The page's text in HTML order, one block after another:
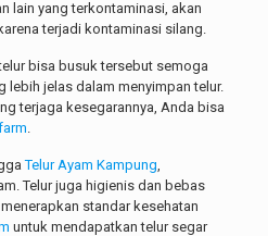
lain yang terkontaminasi, akan
terjadi kontaminasi silang.
bisa busuk tersebut semoga
lebih jelas dalam menyimpan telur.
terjaga kesegarannya, Anda bisa
Telur Ayam Kampung
Telur juga higienis dan bebas
standar kesehatan
untuk mendapatkan telur segar